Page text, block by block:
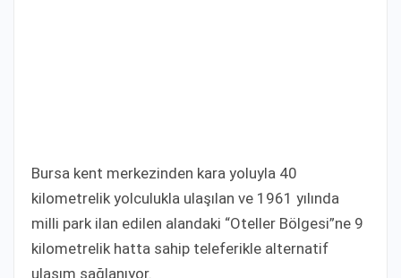
Bursa kent merkezinden kara yoluyla 40
kilometrelik yolculukla ulaşılan ve 1961 yılında
milli park ilan edilen alandaki “Oteller Bölgesi”ne 9
kilometrelik hatta sahip teleferikle alternatif
ulaşım sağlanıyor.